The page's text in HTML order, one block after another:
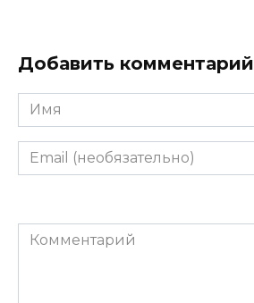
Добавить комментарий
Имя
Email
(необязательно)
Комментарий